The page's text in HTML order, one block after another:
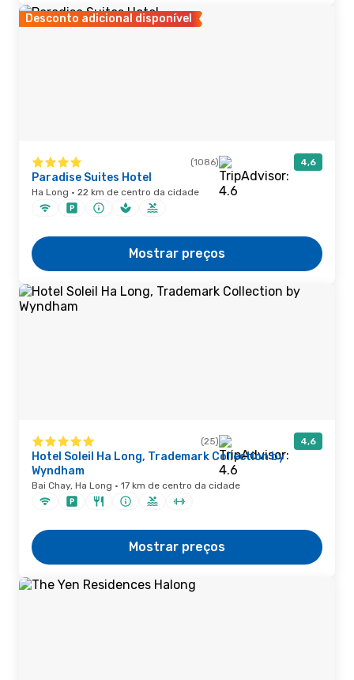
Desconto adicional disponível
(1086) 4,6
Paradise Suites Hotel
Ha Long · 22 km de centro da cidade
Mostrar preços
(25) 4,6
Hotel Soleil Ha Long, Trademark Collection by
Wyndham
Bai Chay, Ha Long · 17 km de centro da cidade
Mostrar preços